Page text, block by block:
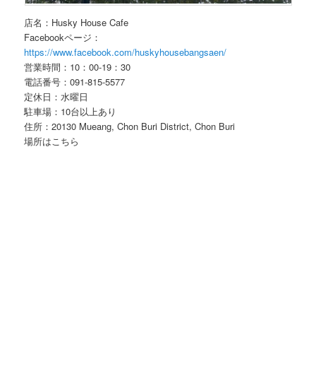
店名：Husky House Cafe
Facebookページ：
https://www.facebook.com/huskyhousebangsaen/
営業時間：10：00-19：30
電話番号：091-815-5577
定休日：水曜日
駐車場：10台以上あり
住所：20130 Mueang, Chon Buri District, Chon Buri
場所はこちら